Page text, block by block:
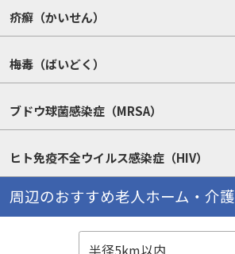
疥癬（かいせん）
梅毒（ばいどく）
ブドウ球菌感染症（MRSA）
ヒト免疫不全ウイルス感染症（HIV）
周辺のおすすめ老人ホーム・介